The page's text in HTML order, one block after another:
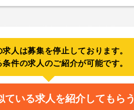
求人は募集を停止しております。
件の求人のご紹介が可能です。
ている求人を紹介してもらう